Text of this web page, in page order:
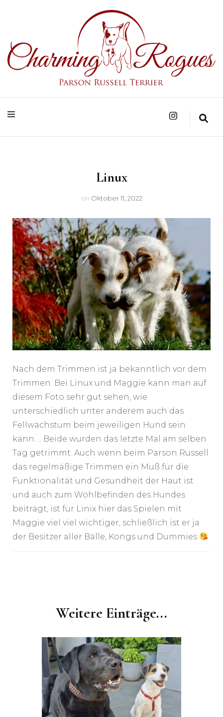
Charming Rogues
Linux
on Oktober 11, 2022
Nach dem Trimmen ist ja bekanntlich vor dem
Trimmen. Bei Linux und Maggie kann man auf
diesem Foto sehr gut sehen, wie
unterschiedlich unter anderem auch das
Fellwachstum beim jeweiligen Hund sein
kann…. Beide wurden das letzte Mal am selben
Tag getrimmt. Auch wenn beim Parson Russell
das regelmäßige Trimmen ein Muß für die
Funktionalität und Gesundheit der Haut ist
und auch zum Wohlbefinden des Hundes
beiträgt, ist für Linix hier das Spielen mit
Maggie viel viel wichtiger, schließlich ist er ja
der Besitzer aller Bälle, Kongs und Dummies
Weitere Einträge...